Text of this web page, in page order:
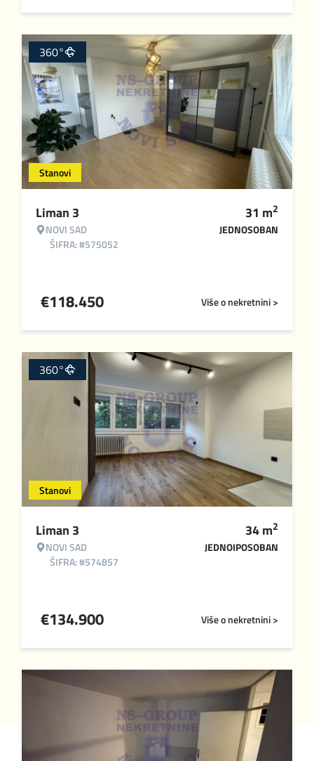
Stanovi
360°
Liman 3
NOVI SAD
ŠIFRA: #575052
31 m2
JEDNOSOBAN
Više o nekretnini >
€118.450
Stanovi
360°
Liman 3
NOVI SAD
ŠIFRA: #574857
34m2
JEDNOIPOSOBAN
Više o nekretnini >
€134.900